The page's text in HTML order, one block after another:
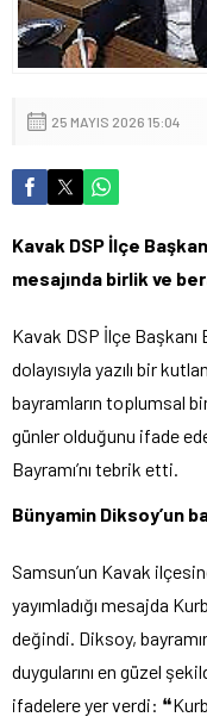
25 MAYIS 2026 15:04
Kavak DSP İlçe
mesajında birlik ve
Kavak DSP İlçe Başkanı
dolayısıyla yazılı bir
bayramların toplumsal
günler olduğunu ifade
Bayramı’nı tebrik etti.
Bünyamin Diksoy’un
Samsun’un Kavak
yayımladığı mesajda
değindi. Diksoy,
duygularını en güzel
ifadelere yer verdi: